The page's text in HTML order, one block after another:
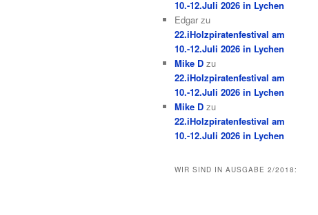
10.-12.Juli 2026 in Lychen
Edgar zu
22.iHolzpiratenfestival am
10.-12.Juli 2026 in Lychen
Mike D zu
22.iHolzpiratenfestival am
10.-12.Juli 2026 in Lychen
Mike D zu
22.iHolzpiratenfestival am
10.-12.Juli 2026 in Lychen
WIR SIND IN AUSGABE 2/2018: